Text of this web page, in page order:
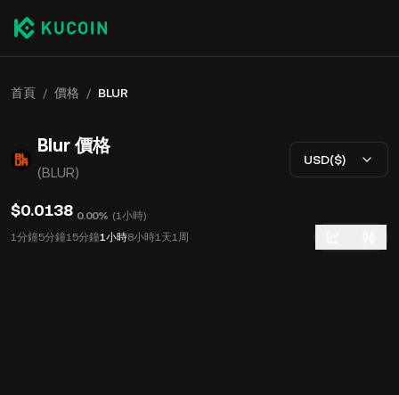
首頁 / 價格 / BLUR
Blur 價格
(BLUR)
USD($)
$0.0138 0.00% (1小時)
1分鐘5分鐘15分鐘1小時8小時1天1周